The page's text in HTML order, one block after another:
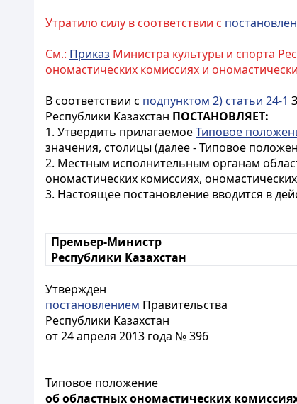
Утратило силу в соответствии с
См.: Приказ Министра культуры и спорта
ономастических комиссиях и
В соответствии с подпунктом 2) статьи 24-1
Республики Казахстан ПОСТАНОВЛЯЕТ:
1. Утвердить прилагаемоеТиповое
значения, столицы (далее - Типовое
2. Местным исполнительным органам
ономастических комиссиях,
3. Настоящее постановление вводится в
Премьер-Министр
Республики Казахстан
Утвержден
постановлением Правительства
Республики Казахстан
от 24 апреля 2013 года № 396
Типовое положение
об областных ономастических